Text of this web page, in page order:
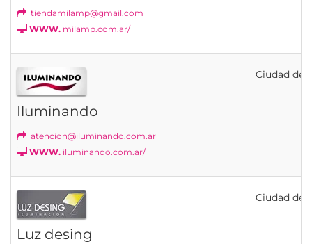
tiendamilamp@gmail.com
WWW. milamp.com.ar/
Iluminando
atencion@iluminando.com.ar
WWW. iluminando.com.ar/
Ciudad de
Luz desing
Ciudad de